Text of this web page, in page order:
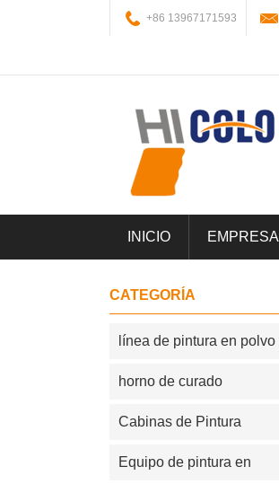
+86 13967171593
INICIO EMPRESA
CATEGORÍA
línea de pintura en polvo
horno de curado
Cabinas de Pintura
Equipo de pintura en